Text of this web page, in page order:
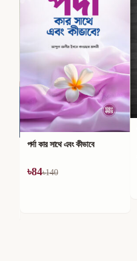
পর্দা কার সাথে এবং কীভাবে
৳84৳140